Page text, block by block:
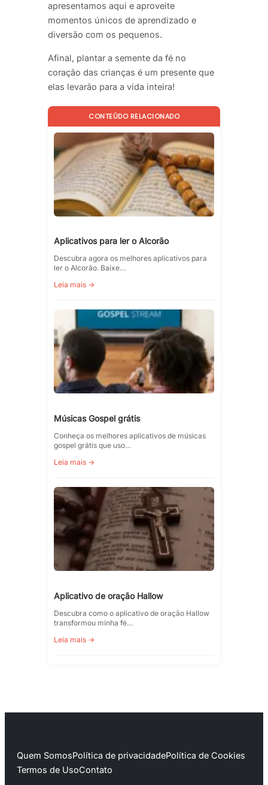
apresentamos aqui e aproveite
momentos únicos de aprendizado e
diversão com os pequenos.
Afinal, plantar a semente da fé no
coração das crianças é um presente que
elas levarão para a vida inteira!
CONTEÚDO RELACIONADO
Aplicativos para ler o Alcorão
Descubra agora os melhores aplicativos para
ler o Alcorão. Baixe…
Leia mais →
Músicas Gospel grátis
Conheça os melhores aplicativos de músicas
gospel grátis que uso…
Leia mais →
Aplicativo de oração Hallow
Descubra como o aplicativo de oração Hallow
transformou minha fé…
Leia mais →
Quem SomosPolítica de privacidadePolítica de Cookies
Termos de UsoContato